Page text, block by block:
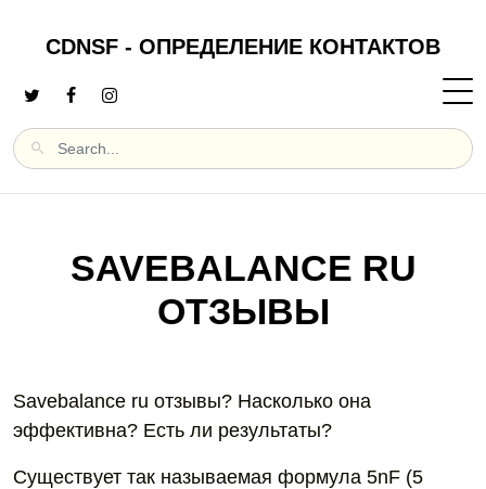
CDNSF - ОПРЕДЕЛЕНИЕ КОНТАКТОВ
SAVEBALANCE RU
ОТЗЫВЫ
Savebalance ru отзывы? Насколько она
эффективна? Есть ли результаты?
Существует так называемая формула 5nF (5